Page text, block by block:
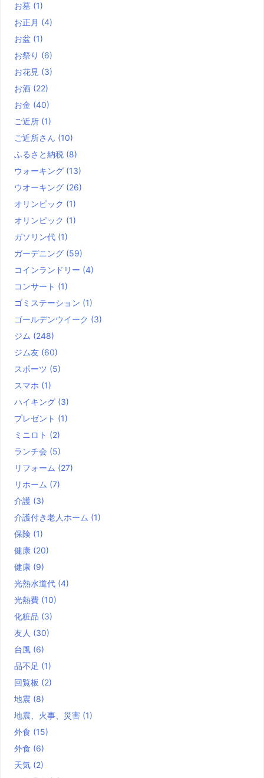
お墓 (1)
お正月 (4)
お盆 (1)
お祭り (6)
お花見 (3)
お酒 (22)
お金 (40)
ご近所 (1)
ご近所さん (10)
ふるさと納税 (8)
ウォーキング (13)
ウオーキング (26)
オリンピック (1)
オリンピック (1)
ガソリン代 (1)
ガーデニング (59)
コインランドリー (4)
コンサート (1)
ゴミステーション (1)
ゴールデンウイーク (3)
ジム (248)
ジム友 (60)
スポーツ (5)
スマホ (1)
ハイキング (3)
プレゼント (1)
ミニロト (2)
ランチ会 (5)
リフォーム (27)
リホーム (7)
介護 (3)
介護付き老人ホーム (1)
保険 (1)
健康 (20)
健康 (9)
光熱水道代 (4)
光熱費 (10)
化粧品 (3)
友人 (30)
台風 (6)
品不足 (1)
回覧板 (2)
地震 (8)
地震、火事、災害 (1)
外食 (15)
外食 (6)
天気 (2)